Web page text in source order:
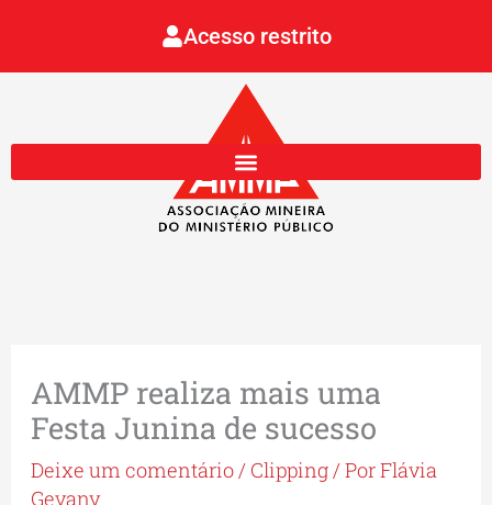
Acesso restrito
AMMP realiza mais uma
Festa Junina de sucesso
Deixe um comentário/ Clipping/ PorFlávia
Gevany